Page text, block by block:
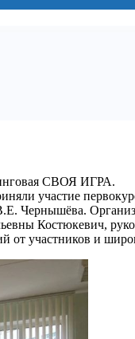
СВОЯ ИГРА.
участие
Чернышёва.
Костюкевич,
участников и